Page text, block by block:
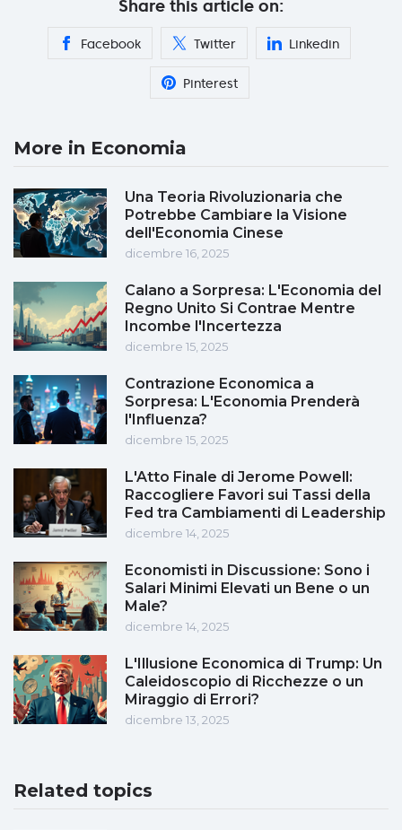
Share this article on:
Facebook Twitter Linkedin
Pinterest
More in Economia
Una Teoria Rivoluzionaria che
Potrebbe Cambiare la Visione
dell'Economia Cinese
dicembre 16, 2025
Calano a Sorpresa: L'Economia del
Regno Unito Si Contrae Mentre
Incombe l'Incertezza
dicembre 15, 2025
Contrazione Economica a
Sorpresa: L'Economia Prenderà
l'Influenza?
dicembre 15, 2025
L'Atto Finale di Jerome Powell:
Raccogliere Favori sui Tassi della
Fed tra Cambiamenti di Leadership
dicembre 14, 2025
Economisti in Discussione: Sono i
Salari Minimi Elevati un Bene o un
Male?
dicembre 14, 2025
L'Illusione Economica di Trump: Un
Caleidoscopio di Ricchezze o un
Miraggio di Errori?
dicembre 13, 2025
Related topics